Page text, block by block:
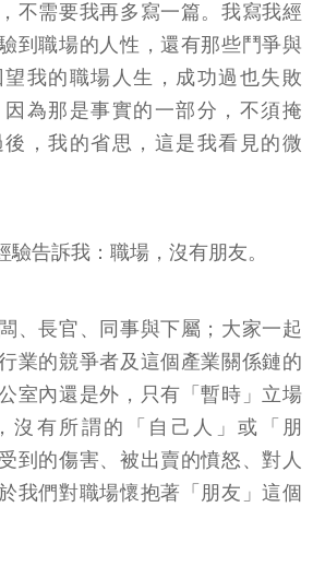
不需要我再多寫一篇。我寫我經
到職場的人性，還有那些鬥爭與
我的職場人生，成功過也失敗
為那是事實的一部分，不須掩
，我的省思，這是我看見的微
告訴我：職場，沒有朋友。
、長官、同事與下屬；大家一起
業的競爭者及這個產業關係鏈的
室內還是外，只有「暫時」立場
沒有所謂的「自己人」或「朋
到的傷害、被出賣的憤怒、對人
我們對職場懷抱著「朋友」這個